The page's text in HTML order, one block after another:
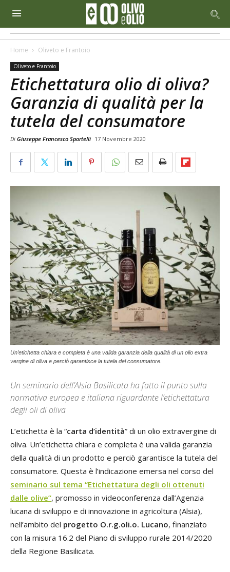
Home Oliveto e Frantoio
Oliveto e Frantoio
Etichettatura olio di oliva?
Garanzia di qualità per la
tutela del consumatore
Di Giuseppe Francesco Sportelli 17 Novembre 2020
Un’etichetta chiara e completa è una valida garanzia della qualità di un olio extra
vergine di oliva e perciò garantisce la tutela del consumatore.
Un seminario dell’Alsia Basilicata ha fatto il punto sulla
normativa europea e italiana riguardante l’etichettatura
degli oli di oliva
L’etichetta è la “carta d’identità” di un olio extravergine di
oliva. Un’etichetta chiara e completa è una valida garanzia
della qualità di un prodotto e perciò garantisce la tutela del
consumatore. Questa è l’indicazione emersa nel corso del
seminario sul tema “Etichettatura degli oli ottenuti
dalle olive”, promosso in videoconferenza dall’Agenzia
lucana di sviluppo e di innovazione in agricoltura (Alsia),
nell’ambito del progetto O.r.g.oli.o. Lucano, finanziato
con la misura 16.2 del Piano di sviluppo rurale 2014/2020
della Regione Basilicata.